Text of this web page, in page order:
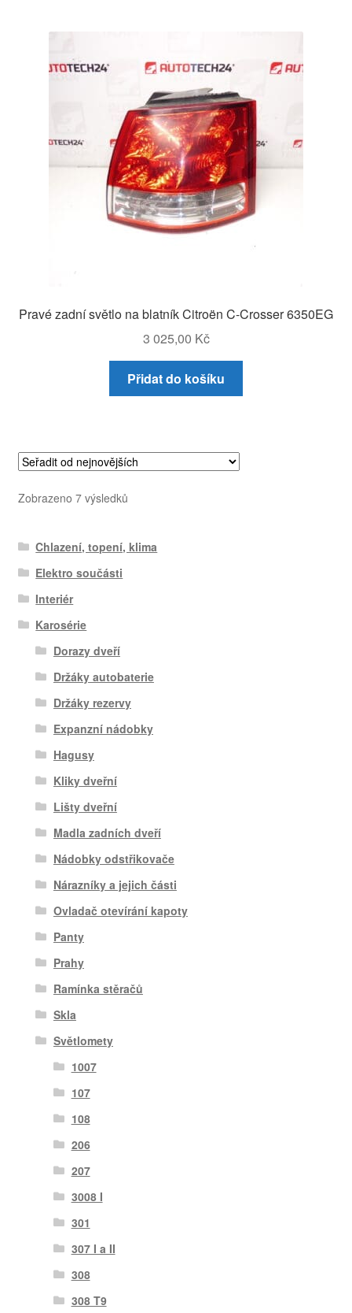
Pravé zadní světlo na blatník Citroën C-Crosser 6350EG
3 025,00 Kč
Přidat do košíku
Zobrazeno 7 výsledkůSeřazeno
Chlazení, topení, klima
Elektro součásti
Interiér
Karosérie
Dorazy dveří
Držáky autobaterie
Držáky rezervy
Expanzní nádobky
Hagusy
Kliky dveřní
Lišty dveřní
Madla zadních dveří
Nádobky odstřikovače
Nárazníky a jejich části
Ovladač otevírání kapoty
Panty
Prahy
Ramínka stěračů
Skla
Světlomety
1007
107
108
206
207
3008 I
301
307 I a II
308
308 T9